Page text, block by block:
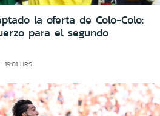
la oferta de Colo-Colo:
para el segundo
HRS